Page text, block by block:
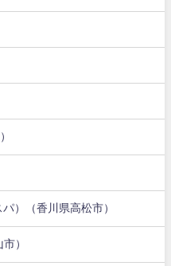
）（香川県高松市）
）